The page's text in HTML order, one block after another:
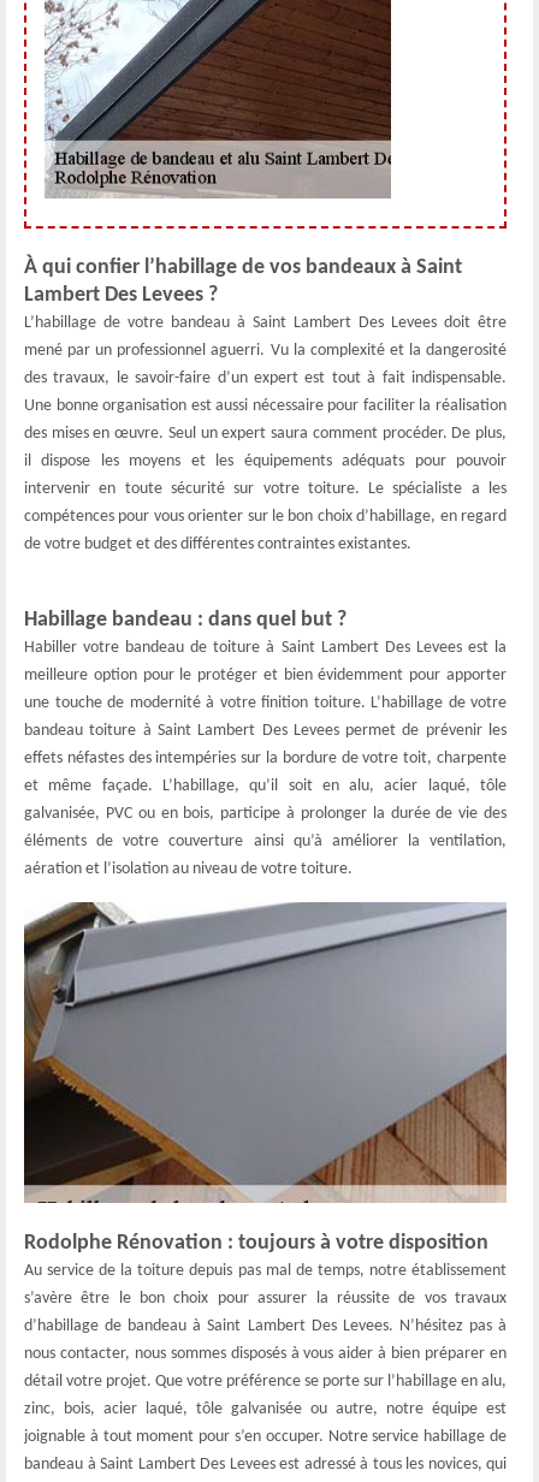
À qui confier l’habillage de vos bandeaux à Saint
Lambert Des Levees ?
L’habillage de votre bandeau à Saint Lambert Des Levees doit être
mené par un professionnel aguerri. Vu la complexité et la dangerosité
des travaux, le savoir-faire d’un expert est tout à fait indispensable.
Une bonne organisation est aussi nécessaire pour faciliter la réalisation
des mises en œuvre. Seul un expert saura comment procéder. De plus,
il dispose les moyens et les équipements adéquats pour pouvoir
intervenir en toute sécurité sur votre toiture. Le spécialiste a les
compétences pour vous orienter sur le bon choix d’habillage, en regard
de votre budget et des différentes contraintes existantes.
Habillage bandeau : dans quel but ?
Habiller votre bandeau de toiture à Saint Lambert Des Levees est la
meilleure option pour le protéger et bien évidemment pour apporter
une touche de modernité à votre finition toiture. L’habillage de votre
bandeau toiture à Saint Lambert Des Levees permet de prévenir les
effets néfastes des intempéries sur la bordure de votre toit, charpente
et même façade. L’habillage, qu’il soit en alu, acier laqué, tôle
galvanisée, PVC ou en bois, participe à prolonger la durée de vie des
éléments de votre couverture ainsi qu’à améliorer la ventilation,
aération et l’isolation au niveau de votre toiture.
Rodolphe Rénovation : toujours à votre disposition
Au service de la toiture depuis pas mal de temps, notre établissement
s’avère être le bon choix pour assurer la réussite de vos travaux
d’habillage de bandeau à Saint Lambert Des Levees. N’hésitez pas à
nous contacter, nous sommes disposés à vous aider à bien préparer en
détail votre projet. Que votre préférence se porte sur l’habillage en alu,
zinc, bois, acier laqué, tôle galvanisée ou autre, notre équipe est
joignable à tout moment pour s’en occuper. Notre service habillage de
bandeau à Saint Lambert Des Levees est adressé à tous les novices, qui